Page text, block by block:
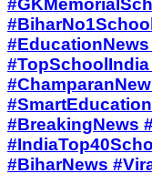
#BreakingNews
#BiharNews